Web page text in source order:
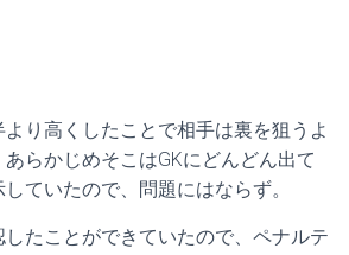
り高くしたことで相手は裏を狙うよ
らかじめそこはGKにどんどん出て
ていたので、問題にはならず。
たことができていたので、ペナルテ